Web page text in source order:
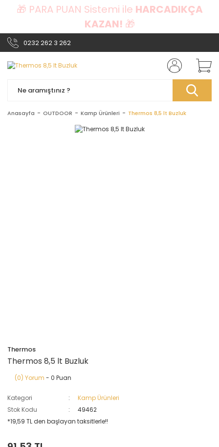
🎁 PARA PUAN Sistemi ile HARCADIKÇA
KAZAN! 🎁
0232 262 3 262
Anasayfa OUTDOOR Kamp Ürünleri Thermos 8,5 lt Buzluk
Thermos
Thermos 8,5 lt Buzluk
(0) Yorum - 0 Puan
Kategori
Kamp Ürünleri
Stok Kodu
49462
*19,59 TL den başlayan taksitlerle!!